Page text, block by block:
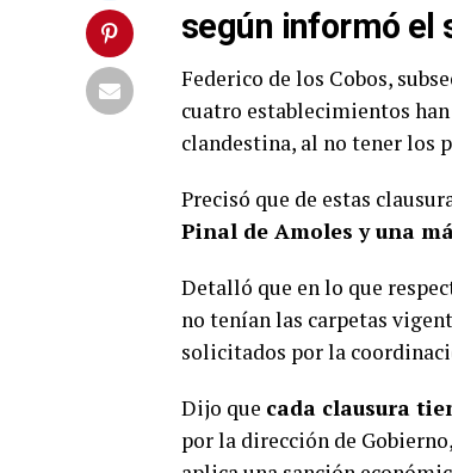
según informó el
Federico de los Cobos,
cuatro establecimientos
clandestina, al no tener los
Precisó que de estas
Pinal de Amoles y una
Detalló que en lo que
no tenían las carpetas
solicitados por la
Dijo que cada clausura
por la dirección de